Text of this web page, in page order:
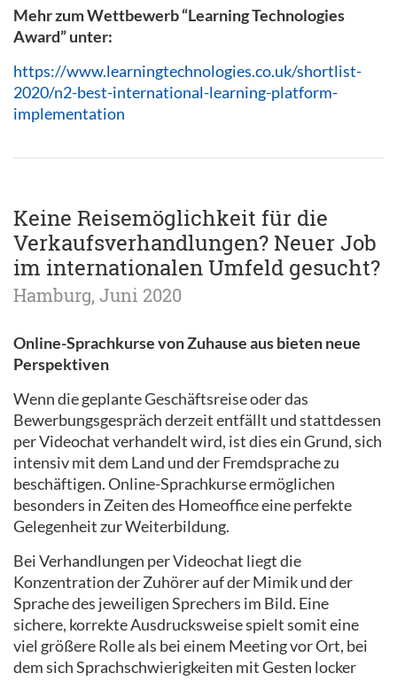
Mehr zum Wettbewerb “Learning Technologies
Award” unter:
https://www.learningtechnologies.co.uk/shortlist-
2020/n2-best-international-learning-platform-
implementation
Keine Reisemöglichkeit für die
Verkaufsverhandlungen? Neuer Job
im internationalen Umfeld gesucht?
Hamburg, Juni 2020
Online-Sprachkurse von Zuhause aus bieten neue
Perspektiven
Wenn die geplante Geschäftsreise oder das
Bewerbungsgespräch derzeit entfällt und stattdessen
per Videochat verhandelt wird, ist dies ein Grund, sich
intensiv mit dem Land und der Fremdsprache zu
beschäftigen. Online-Sprachkurse ermöglichen
besonders in Zeiten des Homeoffice eine perfekte
Gelegenheit zur Weiterbildung.
Bei Verhandlungen per Videochat liegt die
Konzentration der Zuhörer auf der Mimik und der
Sprache des jeweiligen Sprechers im Bild. Eine
sichere, korrekte Ausdrucksweise spielt somit eine
viel größere Rolle als bei einem Meeting vor Ort, bei
dem sich Sprachschwierigkeiten mit Gesten locker